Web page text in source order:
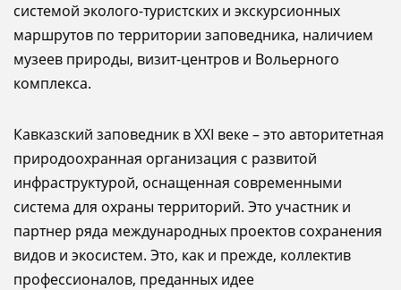
системой эколого-туристских и экскурсионных
маршрутов по территории заповедника, наличием
музеев природы, визит-центров и Вольерного
комплекса.
Кавказский заповедник в XXI веке – это авторитетная
природоохранная организация с развитой
инфраструктурой, оснащенная современными
система для охраны территорий. Это участник и
партнер ряда международных проектов сохранения
видов и экосистем. Это, как и прежде, коллектив
профессионалов, преданных идее